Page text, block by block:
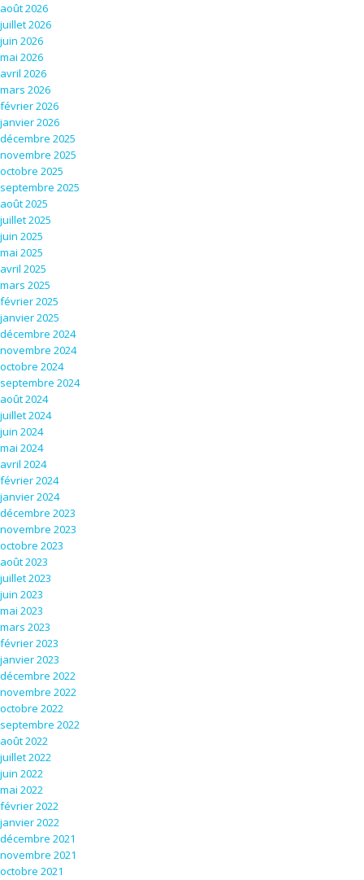
août 2026
juillet 2026
juin 2026
mai 2026
avril 2026
mars 2026
février 2026
janvier 2026
décembre 2025
novembre 2025
octobre 2025
septembre 2025
août 2025
juillet 2025
juin 2025
mai 2025
avril 2025
mars 2025
février 2025
janvier 2025
décembre 2024
novembre 2024
octobre 2024
septembre 2024
août 2024
juillet 2024
juin 2024
mai 2024
avril 2024
février 2024
janvier 2024
décembre 2023
novembre 2023
octobre 2023
août 2023
juillet 2023
juin 2023
mai 2023
mars 2023
février 2023
janvier 2023
décembre 2022
novembre 2022
octobre 2022
septembre 2022
août 2022
juillet 2022
juin 2022
mai 2022
février 2022
janvier 2022
décembre 2021
novembre 2021
octobre 2021